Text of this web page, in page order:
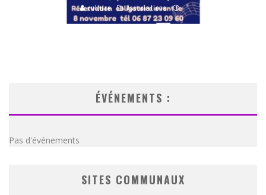
culture Associations
ÉVÉNEMENTS :
Pas d'événements
SITES COMMUNAUX